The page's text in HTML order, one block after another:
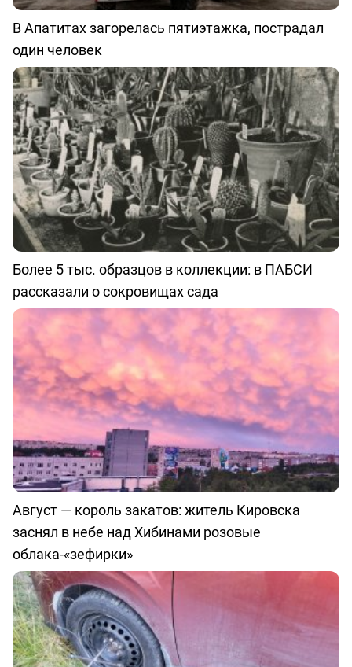
В Апатитах загорелась пятиэтажка, пострадал
один человек
Более 5 тыс. образцов в коллекции: в ПАБСИ
рассказали о сокровищах сада
Август — король закатов: житель Кировска
заснял в небе над Хибинами розовые
облака-«зефирки»